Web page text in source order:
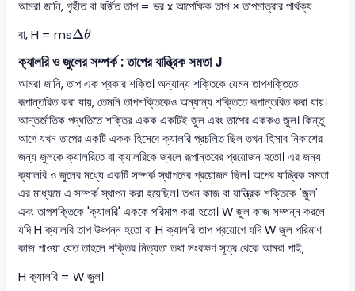
আমরা জানি, গৃহীত বা বর্জিত তাপ = ভর x আপেক্ষিক তাপ × তাপমাত্রার পার্থক্য
বা, H = msΔθ
∆θ
ক্যালরি ও জুলের সম্পর্ক : তাপের যান্ত্রিক সমতা J
আমরা জানি, তাপ এক প্রকার শক্তি। অন্যান্য শক্তিকে যেমন তাপশক্তিতে
রূপান্তরিত করা যায়, তেমনি তাপশক্তিকেও অন্যান্য শক্তিতে রূপান্তরিত করা যায়।
আন্তর্জাতিক পদ্ধতিতে শক্তির একক একটিই জুল এবং তাপের এককও জুল। কিন্তু
আগে যখন তাপের একটি একক হিসেবে ক্যালরি প্রচলিত ছিল তখন হিসাব নিকাশের
জন্য জুলকে ক্যালরিতে বা ক্যালরিকে জ্বলে রূপান্তরের প্রয়োজন হতো। এর জন্য
ক্যালরি ও জুলের মধ্যে একটি সম্পর্ক স্থাপনের প্রয়োজন ছিল। অপের যান্ত্রিক সমতা
এর মাধ্যমে এ সম্পর্ক স্থাপন করা হয়েছিল। তখন কাজ বা যান্ত্রিক শক্তিকে 'জুল'
এবং তাপশক্তিকে 'ক্যালরি' এককে পরিমাপ করা হতো। W জুল কাজ সম্পন্ন করলে
যদি H ক্যালরি তাপ উৎপন্ন হতো বা H ক্যালরি তাপ প্রয়োগে যদি W জুল পরিমাণ
কাজ পাওয়া যেত তাহলে শক্তির নিত্যতা তথা সংরক্ষণ সূত্র থেকে আমরা পাই,
H ক্যালরি = W জুল।